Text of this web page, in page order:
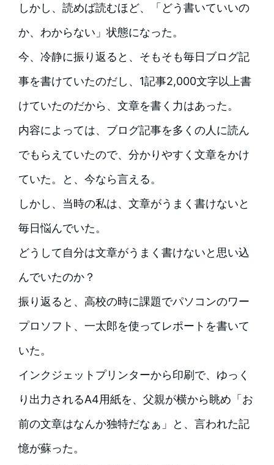
しかし、読めば読むほど、「どう書いていいの
か、わからない」状態になった。
今、冷静に振り返ると、そもそも毎日ブログ記
事を書けていたのだし、1記事2,000文字以上書
けていたのだから、文章を書く力はあった。
内容によっては、ブログ記事を多くの人に読ん
でもらえていたので、分かりやすく文章をかけ
ていた。と、今なら言える。
しかし、当時の私は、文章がうまく書けないと
毎日悩んでいた。
どうして自分は文章がうまく書けないと思い込
んでいたのか？
振り返ると、高校の時に課題でパソコンのワー
プロソフト、一太郎を使ってレポートを書いて
いた。
インクジェットプリンターから印刷で、ゆっく
り出力されるA4用紙を、父親が横から眺め「お
前の文章はなんか独特だなぁ」と、言われた記
憶が蘇った。